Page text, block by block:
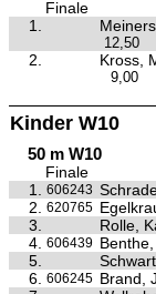
Finale
1.
12,50
2. Kross,
9,00
Kinder W10
50 m W10
Finale
1.
606243
2.
620765
3.
Rolle,
4. 606439
5.
6. 606245 Brand,